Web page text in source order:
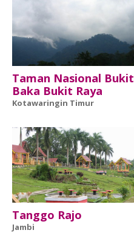
Taman Nasional Bukit
Baka Bukit Raya
Kotawaringin Timur
Tanggo Rajo
Jambi